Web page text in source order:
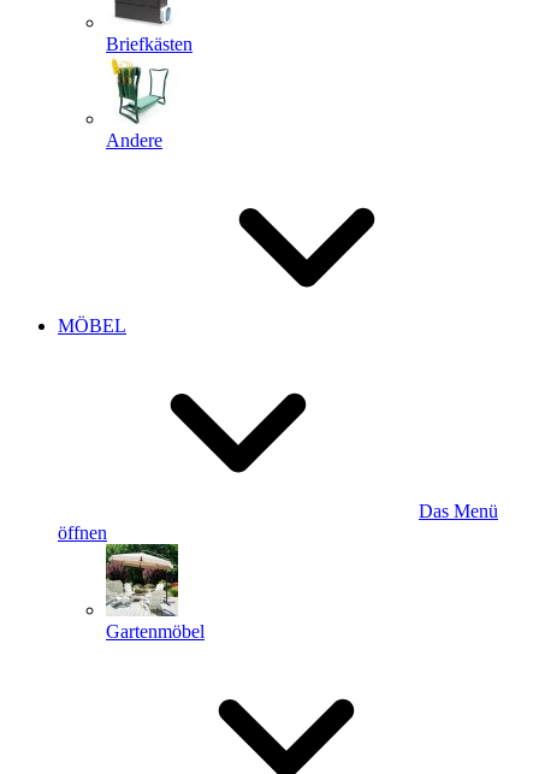
Briefkästen
Andere
MÖBEL
Das Menü
öffnen
Gartenmöbel